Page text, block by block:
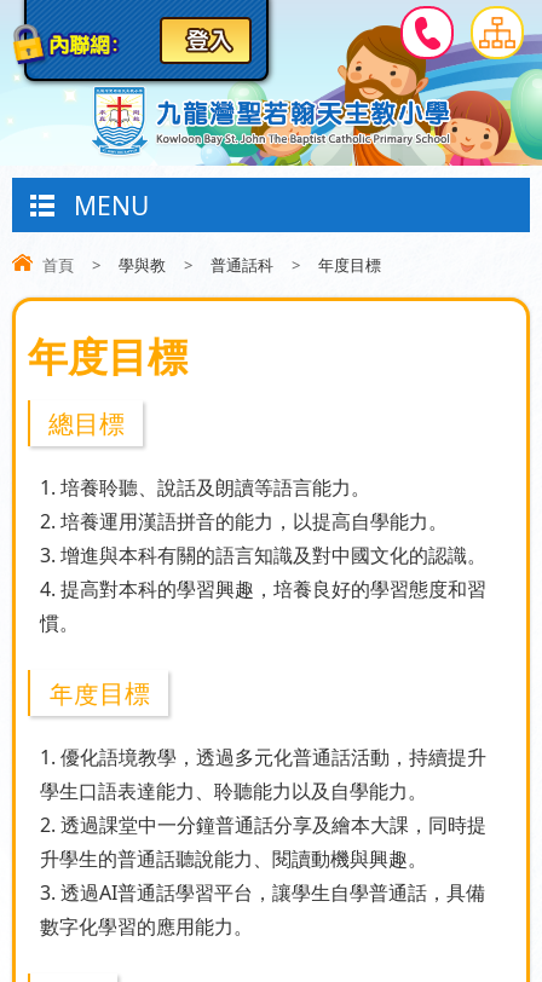
MENU
首頁 > 學與教 > 普通話科 > 年度目標
年度目標
總目標
1. 培養聆聽、說話及朗讀等語言能力。
2. 培養運用漢語拼音的能力，以提高自學能力。
3. 增進與本科有關的語言知識及對中國文化的認識。
4. 提高對本科的學習興趣，培養良好的學習態度和習
慣。
年度目標
1. 優化語境教學，透過多元化普通話活動，持續提升
學生口語表達能力、聆聽能力以及自學能力。
2. 透過課堂中一分鐘普通話分享及繪本大課，同時提
升學生的普通話聽說能力、閱讀動機與興趣。
3. 透過AI普通話學習平台，讓學生自學普通話，具備
數字化學習的應用能力。